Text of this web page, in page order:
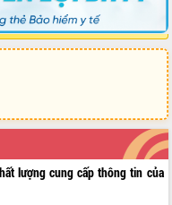
lượng cung cấp thông tin của